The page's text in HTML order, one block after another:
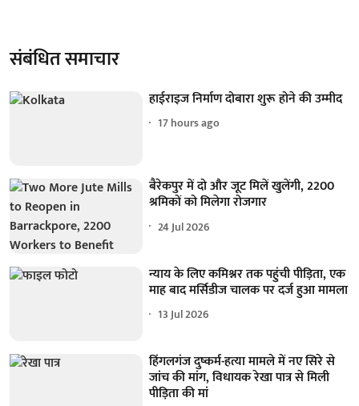
संबंधित समाचार
हाईराइज निर्माण दोबारा शुरू होने की उम्मीद
17 hours ago
बैरेकपुर में दो और जूट मिलें खुलेंगी, 2200
श्रमिकों को मिलेगा रोजगार
24 Jul 2026
न्याय के लिए कमिश्नर तक पहुंची पीड़िता, एक
माह बाद मर्सिडीज चालक पर दर्ज हुआ मामला
13 Jul 2026
हिंगलगंज दुष्कर्म-हत्या मामले में नए सिरे से
जांच की मांग, विधायक रेखा पात्र से मिली
पीड़िता की मां